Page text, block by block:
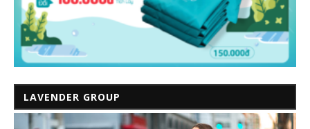
LAVENDER GROUP